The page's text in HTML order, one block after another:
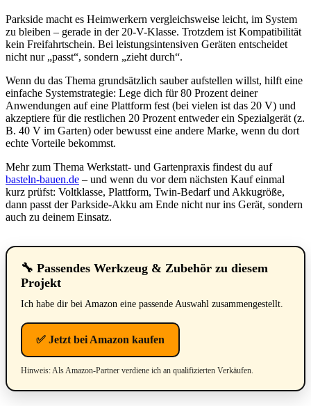
Parkside macht es Heimwerkern vergleichsweise leicht, im System
zu bleiben – gerade in der 20-V-Klasse. Trotzdem ist Kompatibilität
kein Freifahrtschein. Bei leistungsintensiven Geräten entscheidet
nicht nur „passt“, sondern „zieht durch“.
Wenn du das Thema grundsätzlich sauber aufstellen willst, hilft eine
einfache Systemstrategie: Lege dich für 80 Prozent deiner
Anwendungen auf eine Plattform fest (bei vielen ist das 20 V) und
akzeptiere für die restlichen 20 Prozent entweder ein Spezialgerät (z.
B. 40 V im Garten) oder bewusst eine andere Marke, wenn du dort
echte Vorteile bekommst.
Mehr zum Thema Werkstatt- und Gartenpraxis findest du auf
basteln-bauen.de – und wenn du vor dem nächsten Kauf einmal
kurz prüfst: Voltklasse, Plattform, Twin-Bedarf und Akkugröße,
dann passt der Parkside-Akku am Ende nicht nur ins Gerät, sondern
auch zu deinem Einsatz.
🔧 Passendes Werkzeug & Zubehör zu diesem
Projekt
Ich habe dir bei Amazon eine passende Auswahl zusammengestellt.
✅ Jetzt bei Amazon kaufen
Hinweis: Als Amazon-Partner verdiene ich an qualifizierten Verkäufen.